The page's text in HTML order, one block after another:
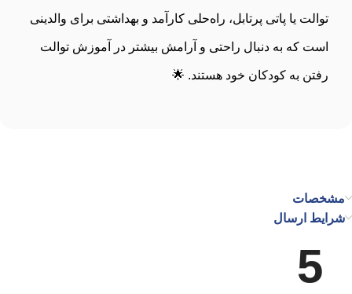
توالت یا پاتی پرتابل، راه‌حلی کارآمد و بهداشتی برای والدینی
است که به دنبال راحتی و آرامش بیشتر در آموزش توالت
رفتن به کودکان خود هستند. 🌟
مشخصات
شرایط ارسال
5